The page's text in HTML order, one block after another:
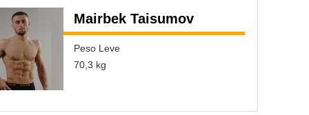
Mairbek Taisumov
Peso Leve
70,3 kg